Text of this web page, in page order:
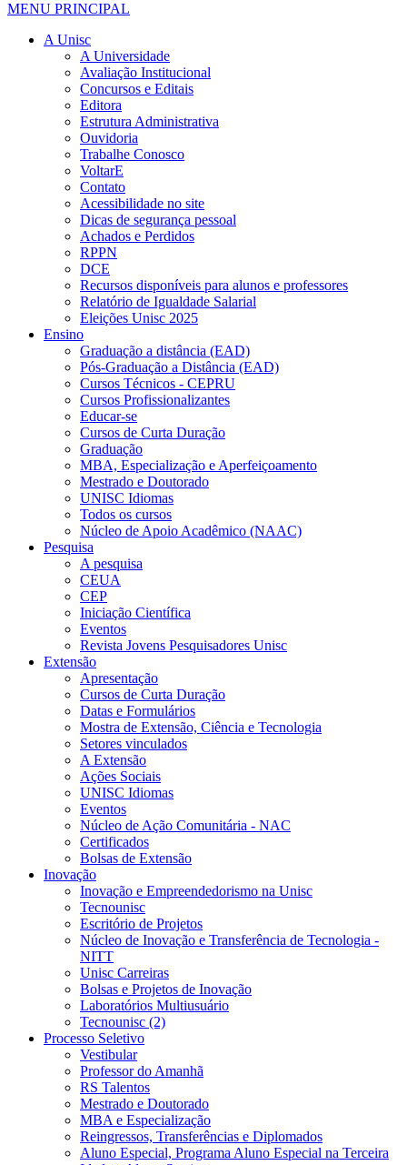
MENU PRINCIPAL
A Unisc
A Universidade
Avaliação Institucional
Concursos e Editais
Editora
Estrutura Administrativa
Ouvidoria
Trabalhe Conosco
VoltarE
Contato
Acessibilidade no site
Dicas de segurança pessoal
Achados e Perdidos
RPPN
DCE
Recursos disponíveis para alunos e professores
Relatório de Igualdade Salarial
Eleições Unisc 2025
Ensino
Graduação a distância (EAD)
Pós-Graduação a Distância (EAD)
Cursos Técnicos - CEPRU
Cursos Profissionalizantes
Educar-se
Cursos de Curta Duração
Graduação
MBA, Especialização e Aperfeiçoamento
Mestrado e Doutorado
UNISC Idiomas
Todos os cursos
Núcleo de Apoio Acadêmico (NAAC)
Pesquisa
A pesquisa
CEUA
CEP
Iniciação Científica
Eventos
Revista Jovens Pesquisadores Unisc
Extensão
Apresentação
Cursos de Curta Duração
Datas e Formulários
Mostra de Extensão, Ciência e Tecnologia
Setores vinculados
A Extensão
Ações Sociais
UNISC Idiomas
Eventos
Núcleo de Ação Comunitária - NAC
Certificados
Bolsas de Extensão
Inovação
Inovação e Empreendedorismo na Unisc
Tecnounisc
Escritório de Projetos
Núcleo de Inovação e Transferência de Tecnologia -
NITT
Unisc Carreiras
Bolsas e Projetos de Inovação
Laboratórios Multiusuário
Tecnounisc (2)
Processo Seletivo
Vestibular
Professor do Amanhã
RS Talentos
Mestrado e Doutorado
MBA e Especialização
Reingressos, Transferências e Diplomados
Aluno Especial, Programa Aluno Especial na Terceira